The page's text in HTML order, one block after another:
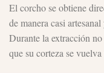
El corcho se obtiene
de manera casi
Durante la extracción
que su corteza se